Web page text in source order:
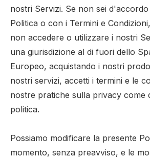
nostri Servizi. Se non sei
Politica o con i Termini e
non accedere o utilizzare i nostri
​​una giurisdizione al di fuori dello
Europeo, acquistando i nostri
nostri servizi, accetti i termini e le
nostre pratiche sulla privacy come
politica.
Possiamo modificare la presente
momento, senza preavviso, e le